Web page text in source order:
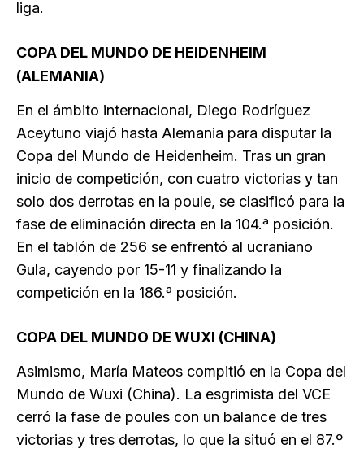
liga.
COPA DEL MUNDO DE HEIDENHEIM
(ALEMANIA)
En el ámbito internacional, Diego Rodríguez
Aceytuno viajó hasta Alemania para disputar la
Copa del Mundo de Heidenheim. Tras un gran
inicio de competición, con cuatro victorias y tan
solo dos derrotas en la poule, se clasificó para la
fase de eliminación directa en la 104.ª posición.
En el tablón de 256 se enfrentó al ucraniano
Gula, cayendo por 15-11 y finalizando la
competición en la 186.ª posición.
COPA DEL MUNDO DE WUXI (CHINA)
Asimismo, María Mateos compitió en la Copa del
Mundo de Wuxi (China). La esgrimista del VCE
cerró la fase de poules con un balance de tres
victorias y tres derrotas, lo que la situó en el 87.º